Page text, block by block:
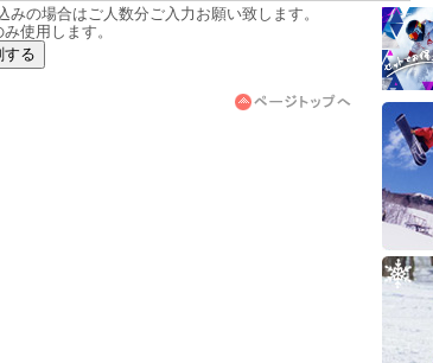
の場合はご人数分ご入力お願い致します。
使用します。